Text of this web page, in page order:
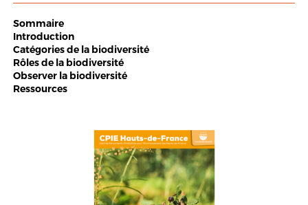
Sommaire
Introduction
Catégories de la biodiversité
Rôles de la biodiversité
Observer la biodiversité
Ressources